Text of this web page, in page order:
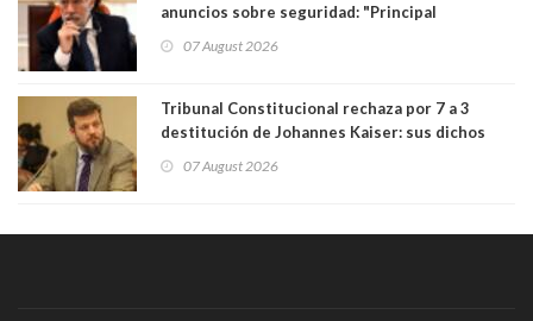
anuncios sobre seguridad: "Principal
perseguir ruta del dinero y levantar secreto
07 August 2026
Tribunal Constitucional rechaza por 7 a 3
destitución de Johannes Kaiser: sus dichos
justicia constitucional porque no es diputado
07 August 2026